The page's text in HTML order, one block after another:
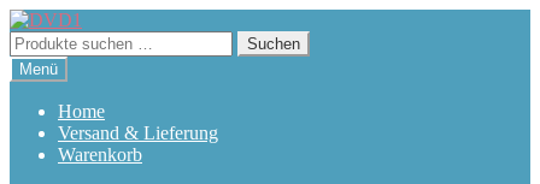
Zur
Navigation
springen
Zum
Inhalt
springen
Suchen
nach:
Suchen
Menü
Home
Versand & Lieferung
Warenkorb